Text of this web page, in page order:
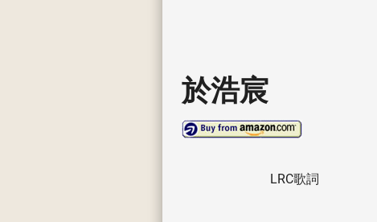
於浩宸
LRC歌詞